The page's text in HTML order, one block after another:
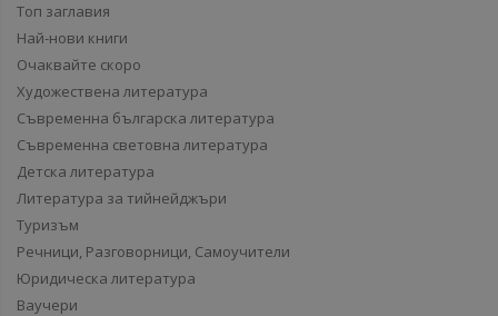
Топ заглавия
Най-нови книги
Очаквайте скоро
Художествена литература
Съвременна българска литература
Съвременна световна литература
Детска литература
Литература за тийнейджъри
Туризъм
Речници, Разговорници, Самоучители
Юридическа литература
Ваучери